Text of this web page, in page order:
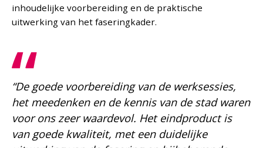
inhoudelijke voorbereiding en de praktische
uitwerking van het faseringkader.
“De goede voorbereiding van de werksessies,
het meedenken en de kennis van de stad waren
voor ons zeer waardevol. Het eindproduct is
van goede kwaliteit, met een duidelijke